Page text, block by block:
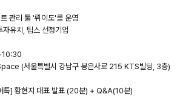
관리 툴 '뤼이도'를 운영
유치, 팁스 선정기업
(서울특별시 강남구 봉은사로 215 KTS빌딩, 3층)
] 황현지 대표 발표 (20분) + Q&A(10분)